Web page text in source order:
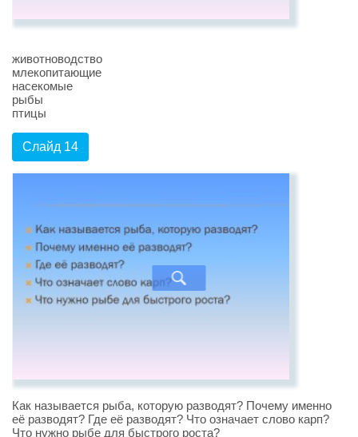
животноводство
млекопитающие
насекомые
рыбы
птицы
Слайд 14
Как называется рыба, которую разводят? Почему именно
её разводят? Где её разводят? Что означает слово карп?
Что нужно рыбе для быстрого роста?